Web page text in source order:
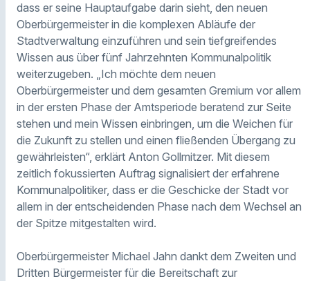
dass er seine Hauptaufgabe darin sieht, den neuen
Oberbürgermeister in die komplexen Abläufe der
Stadtverwaltung einzuführen und sein tiefgreifendes
Wissen aus über fünf Jahrzehnten Kommunalpolitik
weiterzugeben. „Ich möchte dem neuen
Oberbürgermeister und dem gesamten Gremium vor allem
in der ersten Phase der Amtsperiode beratend zur Seite
stehen und mein Wissen einbringen, um die Weichen für
die Zukunft zu stellen und einen fließenden Übergang zu
gewährleisten“, erklärt Anton Gollmitzer. Mit diesem
zeitlich fokussierten Auftrag signalisiert der erfahrene
Kommunalpolitiker, dass er die Geschicke der Stadt vor
allem in der entscheidenden Phase nach dem Wechsel an
der Spitze mitgestalten wird.
Oberbürgermeister Michael Jahn dankt dem Zweiten und
Dritten Bürgermeister für die Bereitschaft zur